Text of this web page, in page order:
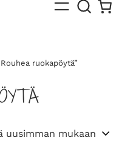
ruokapöytä”